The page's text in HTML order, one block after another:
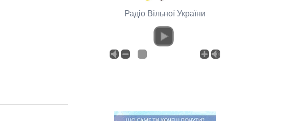
Радіо Вільної України